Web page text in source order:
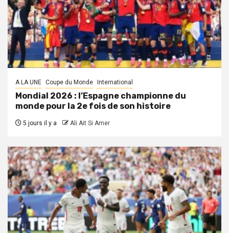
A LA UNE Coupe du Monde International
Mondial 2026 : l’Espagne championne du
monde pour la 2e fois de son histoire
5 jours il y a Ali Ait Si Amer